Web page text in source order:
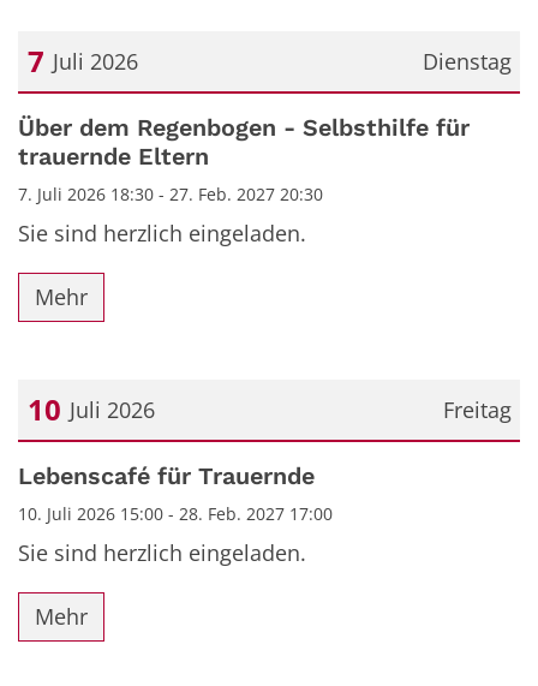
Dienstag
7 Juli 2026
Datum: 7. Juli 2026
Über dem Regenbogen - Selbsthilfe für
trauernde Eltern
7. Juli 2026 18:30 - 27. Feb. 2027 20:30
Sie sind herzlich eingeladen.
Mehr
Freitag
10 Juli 2026
Datum: 10. Juli 2026
Lebenscafé für Trauernde
10. Juli 2026 15:00 - 28. Feb. 2027 17:00
Sie sind herzlich eingeladen.
Mehr